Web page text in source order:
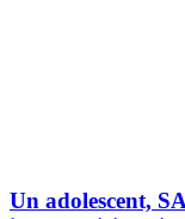
Un adolescent,